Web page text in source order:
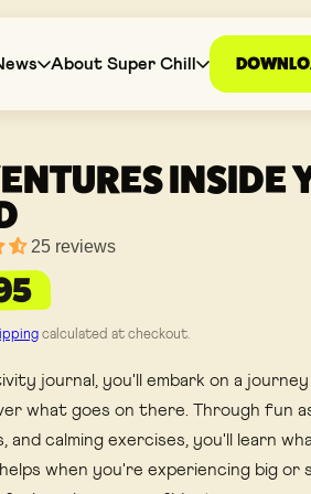
About Super Chill
Total
INSIDE
25 reviews
calculated at checkout.
journal, you'll embark on a
what goes on there. Through fun
and calming exercises, you'll learn
when you're experiencing big or